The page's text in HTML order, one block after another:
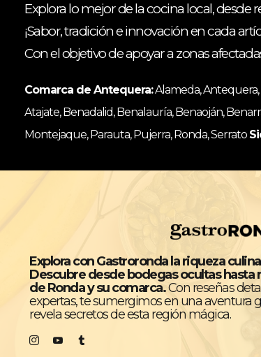
Explora lo mejor de la cocina local,
¡Sabor, tradición e innovación en cada
Con el objetivo de apoyar a zonas
Comarca de Antequera:Alameda, Antequera,
Atajate, Benadalid, Benalauría, Benaoján,
Montejaque, Parauta, Pujerra, Ronda, Serrato
Explora con Gastroronda la riqueza
Descubre desde bodegas ocultas
de Ronda y su comarca.Con reseñas
expertas, te sumergimos en una aventura
revela secretos de esta región mágica.